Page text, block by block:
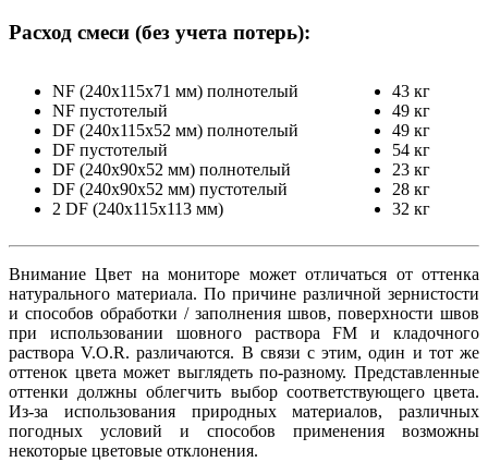
Расход смеси (без учета потерь):
NF (240х115х71 мм) полнотелый
NF пустотелый
DF (240х115х52 мм) полнотелый
DF пустотелый
DF (240х90х52 мм) полнотелый
DF (240х90х52 мм) пустотелый
2 DF (240х115х113 мм)
43 кг
49 кг
49 кг
54 кг
23 кг
28 кг
32 кг
Внимание Цвет на мониторе может отличаться от оттенка
натурального материала. По причине различной зернистости
и способов обработки / заполнения швов, поверхности швов
при использовании шовного раствора FM и кладочного
раствора V.O.R. различаются. В связи с этим, один и тот же
оттенок цвета может выглядеть по-разному. Представленные
оттенки должны облегчить выбор соответствующего цвета.
Из-за использования природных материалов, различных
погодных условий и способов применения возможны
некоторые цветовые отклонения.